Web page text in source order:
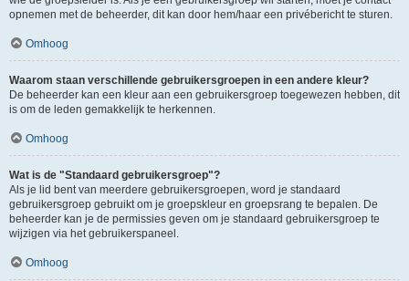
opnemen met de beheerder, dit kan door hem/haar een privébericht te sturen.
Omhoog
Waarom staan verschillende gebruikersgroepen in een andere kleur?
De beheerder kan een kleur aan een gebruikersgroep toegewezen hebben, dit
is om de leden gemakkelijk te herkennen.
Omhoog
Wat is de "Standaard gebruikersgroep"?
Als je lid bent van meerdere gebruikersgroepen, word je standaard
gebruikersgroep gebruikt om je groepskleur en groepsrang te bepalen. De
beheerder kan je de permissies geven om je standaard gebruikersgroep te
wijzigen via het gebruikerspaneel.
Omhoog